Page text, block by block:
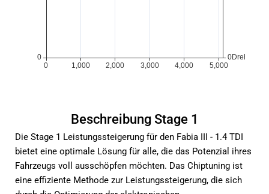
Beschreibung Stage 1
Die Stage 1 Leistungssteigerung für den Fabia III - 1.4 TDI
bietet eine optimale Lösung für alle, die das Potenzial ihres
Fahrzeugs voll ausschöpfen möchten. Das Chiptuning ist
eine effiziente Methode zur Leistungssteigerung, die sich